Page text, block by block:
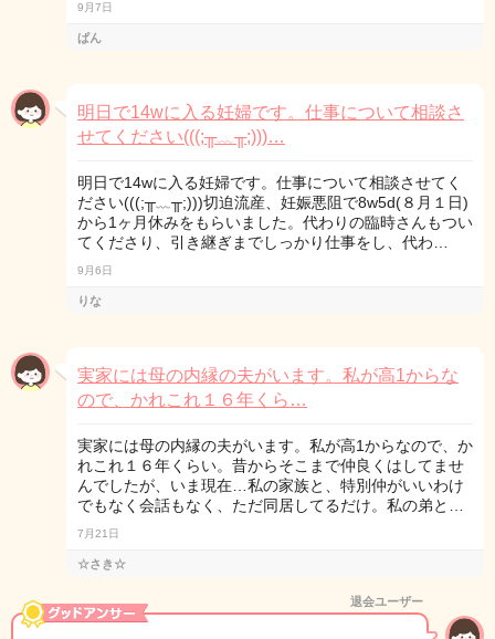
9月7日
ぱん
明日で14wに入る妊婦です。仕事について相談さ
せてください(((;╥﹏╥;)))…
明日で14wに入る妊婦です。仕事について相談させてく
ださい(((;╥﹏╥;)))切迫流産、妊娠悪阻で8w5d(８月１日)
から1ヶ月休みをもらいました。代わりの臨時さんもつい
てくださり、引き継ぎまでしっかり仕事をし、代わ…
9月6日
りな
実家には母の内縁の夫がいます。私が高1からな
ので、かれこれ１６年くら…
実家には母の内縁の夫がいます。私が高1からなので、か
れこれ１６年くらい。昔からそこまで仲良くはしてませ
んでしたが、いま現在…私の家族と、特別仲がいいわけ
でもなく会話もなく、ただ同居してるだけ。私の弟と…
7月21日
☆さき☆
退会ユーザー